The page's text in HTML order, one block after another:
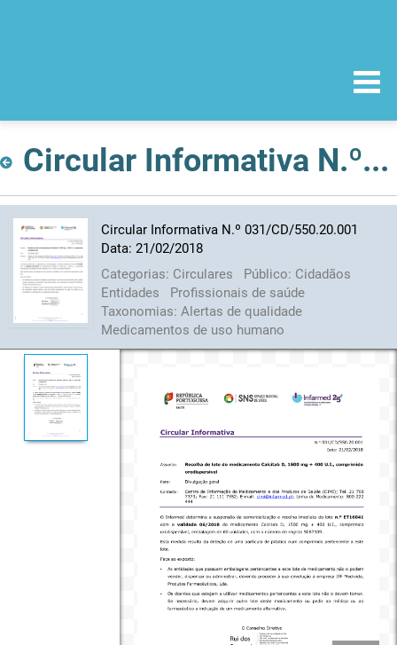
Circular Informativa N.º 031/CD/550.20.001 Data: 21/02/2018
Circular Informativa N.º 031/CD/550.20.001
Data: 21/02/2018
Categorias: Circulares Público: Cidadãos
Entidades
Profissionais de saúde
Taxonomias: Alertas de qualidade
Medicamentos de uso humano